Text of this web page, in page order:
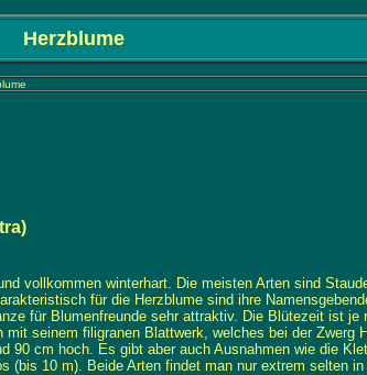
Herzblume
vollkommen winterhart. Die meisten Arten sind
für die Herzblume sind ihre
für Blumenfreunde sehr attraktiv. Die Blütezeit ist je
seinem filigranen Blattwerk, welches bei der Zwerg
cm hoch. Es gibt aber auch Ausnahmen wie die
10 m). Beide Arten findet man nur extrem selten